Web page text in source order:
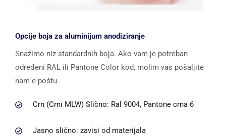
Opcije boja za aluminijum anodiziranje
Snažimo niz standardnih boja. Ako vam je potreban
određeni RAL ili Pantone Color kod, molim vas pošaljite
nam e-poštu.
Crn (Crni MLW) Slično: Ral 9004, Pantone crna 6
Jasno slično: zavisi od materijala